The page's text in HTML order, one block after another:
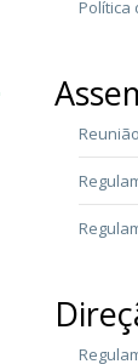
Política